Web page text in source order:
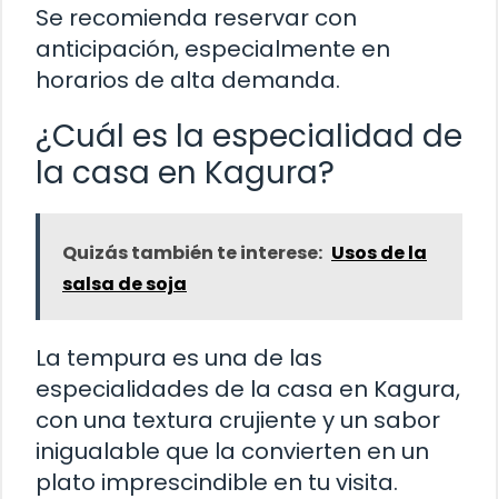
Se recomienda reservar con
anticipación, especialmente en
horarios de alta demanda.
¿Cuál es la especialidad de
la casa en Kagura?
Quizás también te interese: Usos de la
salsa de soja
La tempura es una de las
especialidades de la casa en Kagura,
con una textura crujiente y un sabor
inigualable que la convierten en un
plato imprescindible en tu visita.